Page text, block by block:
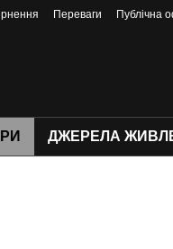
Переваги Публічна
ДЖЕРЕЛА